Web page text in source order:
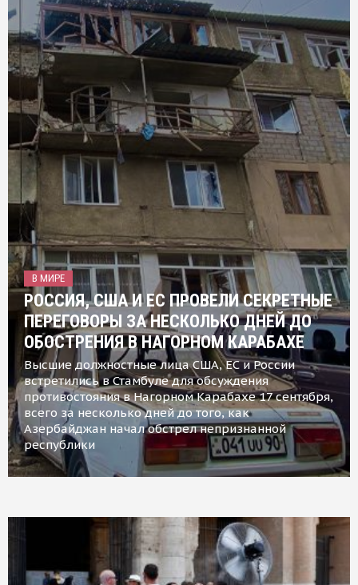
В МИРЕ
РОССИЯ, США И ЕС ПРОВЕЛИ СЕКРЕТНЫЕ
ПЕРЕГОВОРЫ ЗА НЕСКОЛЬКО ДНЕЙ ДО
ОБОСТРЕНИЯ В НАГОРНОМ КАРАБАХЕ
Высшие должностные лица США, ЕС и России
встретились в Стамбуле для обсуждения
противостояния в Нагорном Карабахе 17 сентября,
всего за несколько дней до того, как
Азербайджан начал обстрел непризнанной
республики